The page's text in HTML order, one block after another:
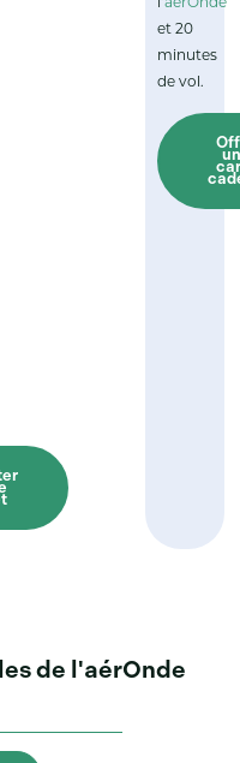
l’aérOnde
et 20
minutes
de vol.
de l'aérOnde